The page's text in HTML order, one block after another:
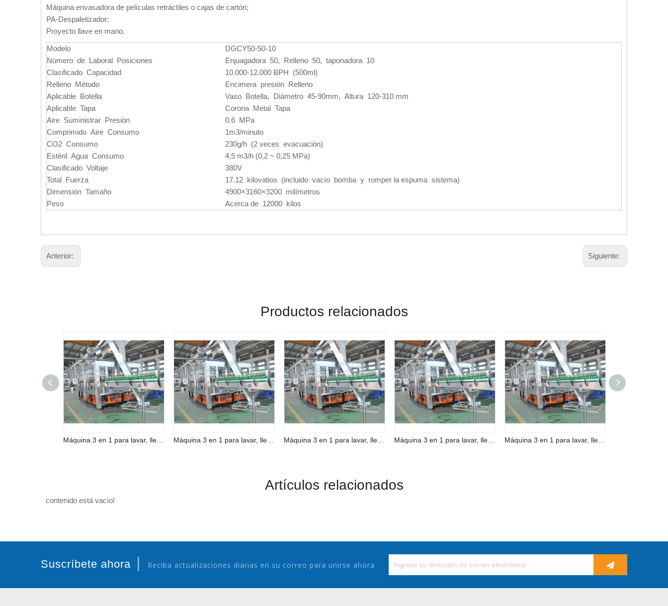
Máquina envasadora de películas retráctiles o cajas de cartón;
PA-Despaletizador;
Proyecto llave en mano.
Modelo
DGCY50-50-10
Número de Laboral Posiciones
Enjuagadora 50, Relleno 50, taponadora 10
Clasificado Capacidad
10.000-12.000 BPH (500ml)
Relleno Método
Encimera presión Relleno
Aplicable Botella
Vaso Botella, Diámetro 45-90mm, Altura 120-310 mm
Aplicable Tapa
Corona Metal Tapa
Aire Suministrar Presión
0.6 MPa
Comprimido Aire Consumo
1m3/minuto
CO2 Consumo
230g/h (2 veces evacuación)
Estéril Agua Consumo
4,5 m3/h (0,2 ~ 0,25 MPa)
Clasificado Voltaje
380V
Total Fuerza
17.12 kilovatios (incluido vacío bomba y romper la espuma sistema)
Dimensión Tamaño
4900×3160×3200 milímetros
Peso
Acerca de 12000 kilos
Anterior: Siguiente:
Productos relacionados
Artículos relacionados
contenido está vacío!
Suscríbete ahora | Reciba actualizaciones diarias en su correo para unirse ahora